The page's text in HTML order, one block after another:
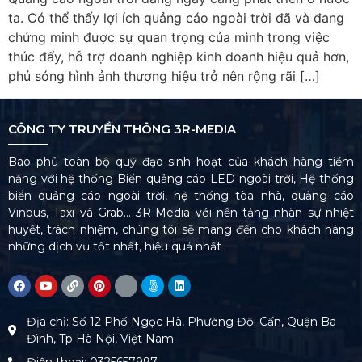
ta. Có thể thấy lợi ích quảng cáo ngoài trời đã và đang
chứng minh được sự quan trọng của mình trong việc
thúc đẩy, hỗ trợ doanh nghiệp kinh doanh hiệu quả hơn,
phủ sóng hình ảnh thương hiệu trở nên rộng rãi […]
CÔNG TY TRUYỀN THÔNG 3R-MEDIA
Bao phủ toàn bộ quỹ đạo sinh hoạt của khách hàng tiềm
năng với hệ thống Biển quảng cáo LED ngoài trời, Hệ thống
biển quảng cáo ngoài trời, hệ thống tòa nhà, quảng cáo
Vinbus, Taxi và Grab… 3R-Media với nền tảng nhân sự nhiệt
huyết, trách nhiệm, chúng tôi sẽ mang đến cho khách hàng
những dịch vụ tốt nhất, hiệu quả nhất
Địa chỉ: Số 12 Phố Ngọc Hà, Phường Đội Cấn, Quận Ba
Đình, Tp Hà Nội, Việt Nam